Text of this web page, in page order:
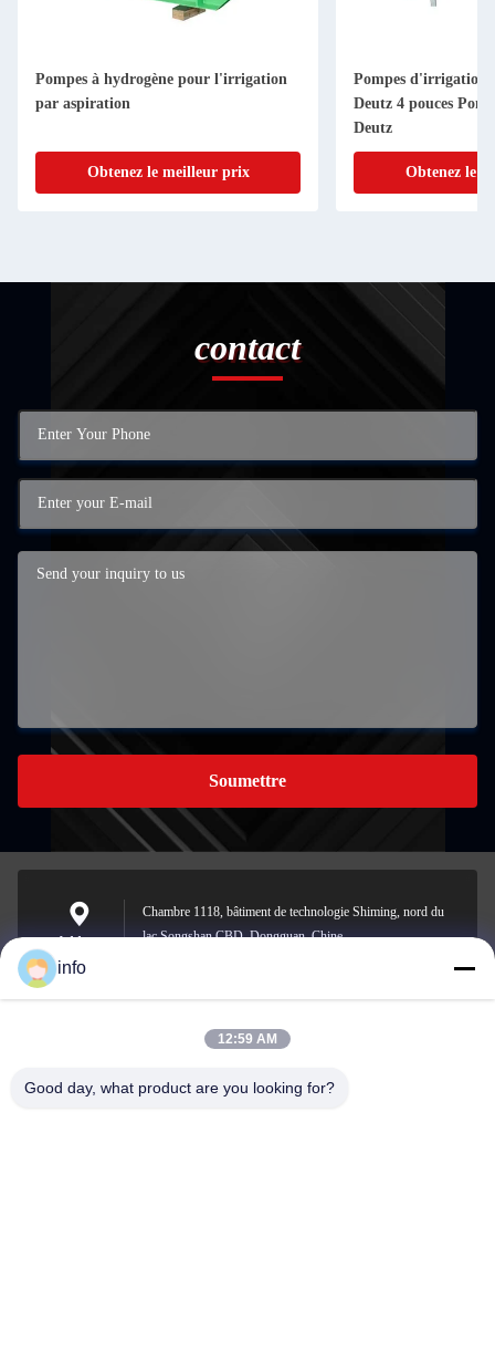
Pompes à hydrogène pour l'irrigation
par aspiration
Obtenez le meilleur prix
Pompes d'irrigation
Deutz 4 pouces
Deutz
Obtenez le
contact
Soumettre
Address
Chambre 1118, bâtiment de technologie Shiming, nord du
lac Songshan CBD, Dongguan, Chine
info@gdpowerplus.com
info
12:59 AM
Good day, what product are you looking for?